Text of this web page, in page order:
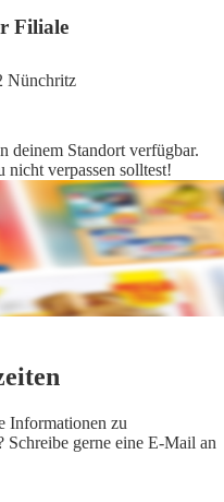
Filiale
Nünchritz
deinem Standort verfügbar.
nicht verpassen solltest!
Informationen zu
gerne eine E-Mail an